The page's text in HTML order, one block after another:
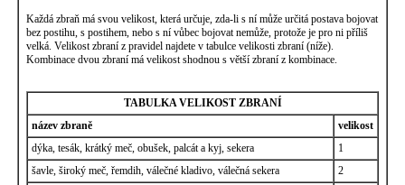
Každá zbraň má svou velikost, která určuje, zda-li s ní může určitá postava bojovat
bez postihu, s postihem, nebo s ní vůbec bojovat nemůže, protože je pro ni příliš
velká. Velikost zbraní z pravidel najdete v tabulce velikosti zbraní (níže).
Kombinace dvou zbraní má velikost shodnou s větší zbraní z kombinace.
TABULKA VELIKOST ZBRANÍ
název zbraně
velikost
dýka, tesák, krátký meč, obušek, palcát a kyj, sekera
1
šavle, široký meč, řemdih, válečné kladivo, válečná sekera
2